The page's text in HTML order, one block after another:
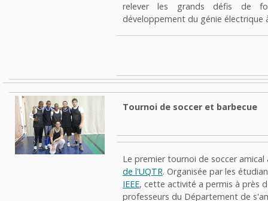
relever les grands défis de
développement du génie électrique
Tournoi de soccer et barbecue
Le premier tournoi de soccer amical
de l'UQTR. Organisée par les
IEEE, cette activité a permis à près
professeurs du Département de